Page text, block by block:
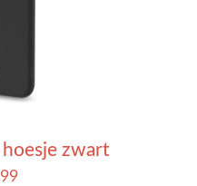
zwart